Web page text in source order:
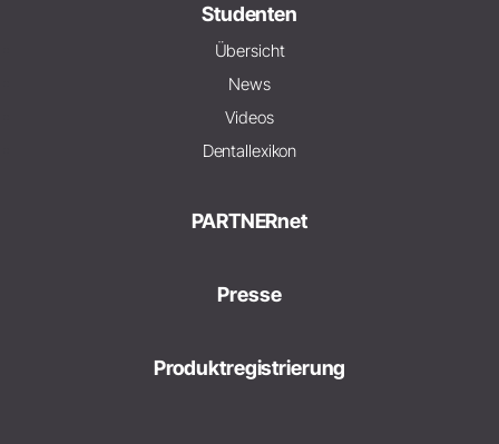
Studenten
Übersicht
News
Videos
Dentallexikon
PARTNERnet
Presse
Produktregistrierung